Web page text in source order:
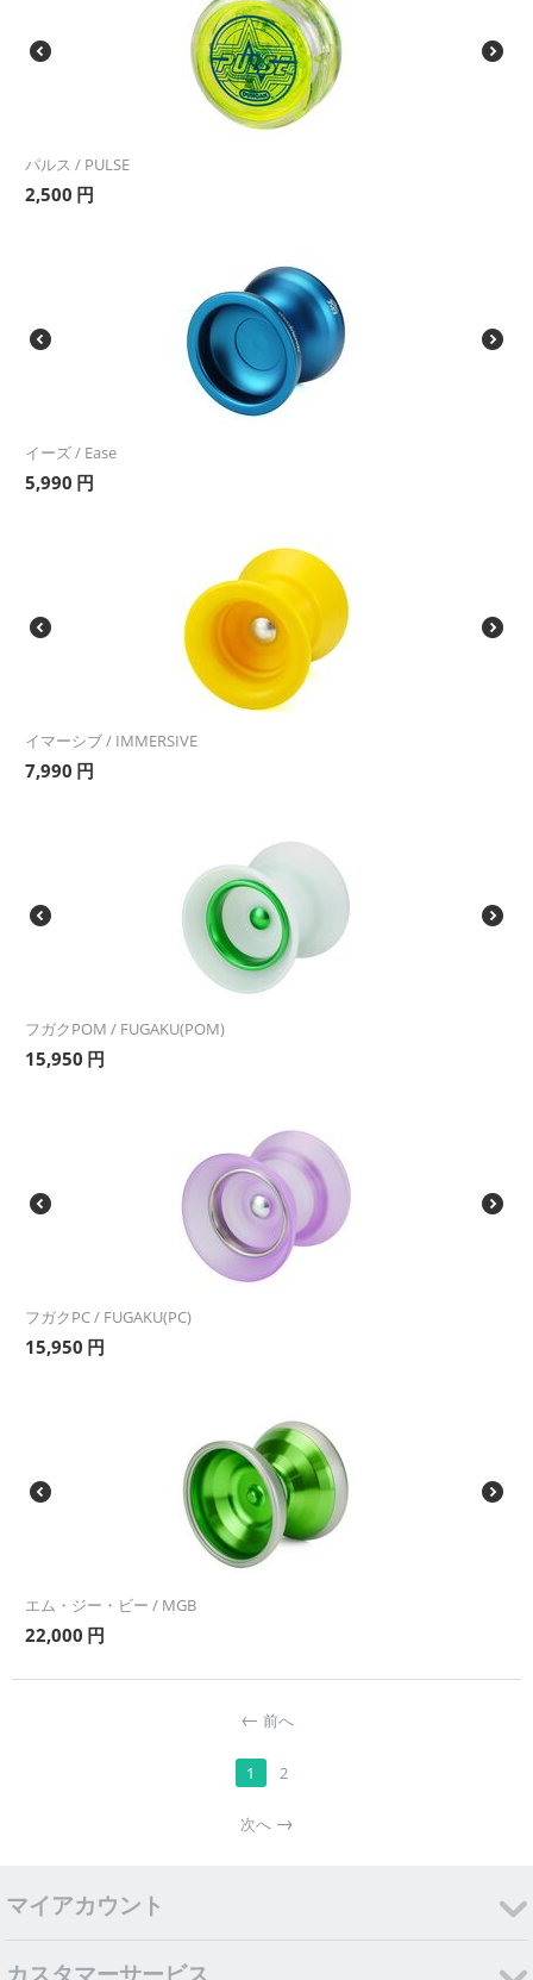
パルス / PULSE
2,500 円
イーズ / Ease
5,990 円
イマーシブ / IMMERSIVE
7,990 円
フガクPOM / FUGAKU(POM)
15,950 円
フガクPC / FUGAKU(PC)
15,950 円
エム・ジー・ビー / MGB
22,000 円
前へ
1 2
次へ
マイアカウント
カスタマーサービス